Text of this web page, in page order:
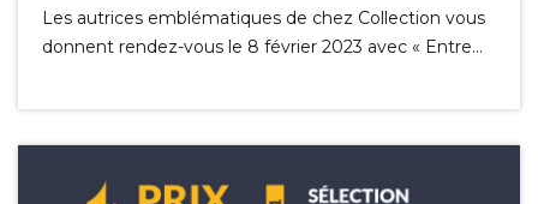
Les autrices emblématiques de chez Collection vous
donnent rendez-vous le 8 février 2023 avec « Entre…